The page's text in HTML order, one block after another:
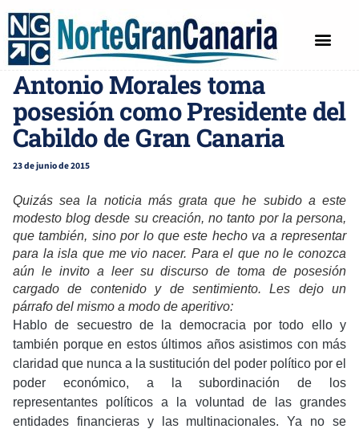
ARTICULOS PACO VEGA
Antonio Morales toma
posesión como Presidente del
Cabildo de Gran Canaria
23 de junio de 2015
Quizás sea la noticia más grata que he subido a este
modesto blog desde su creación, no tanto por la persona,
que también, sino por lo que este hecho va a representar
para la isla que me vio nacer. Para el que no le conozca
aún le invito a leer su discurso de toma de posesión
cargado de contenido y de sentimiento. Les dejo un
párrafo del mismo a modo de aperitivo:
Hablo de secuestro de la democracia por todo ello y
también porque en estos últimos años asistimos con más
claridad que nunca a la sustitución del poder político por el
poder económico, a la subordinación de los
representantes políticos a la voluntad de las grandes
entidades financieras y las multinacionales. Ya no se